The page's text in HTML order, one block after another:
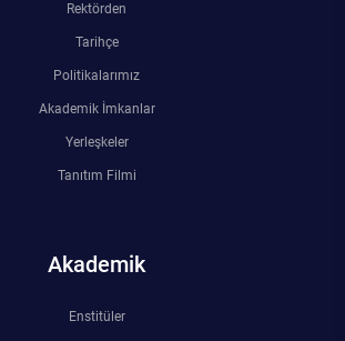
Rektörden
Tarihçe
Politikalarımız
Akademik İmkanlar
Yerleşkeler
Tanıtım Filmi
Akademik
Enstitüler